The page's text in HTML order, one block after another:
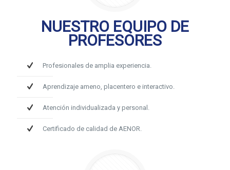
NUESTRO EQUIPO DE
PROFESORES
Profesionales de amplia experiencia.
Aprendizaje ameno, placentero e interactivo.
Atención individualizada y personal.
Certificado de calidad de AENOR.